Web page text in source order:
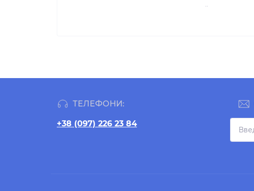
..
ТЕЛЕФОНИ:
+38 (097) 226 23 84